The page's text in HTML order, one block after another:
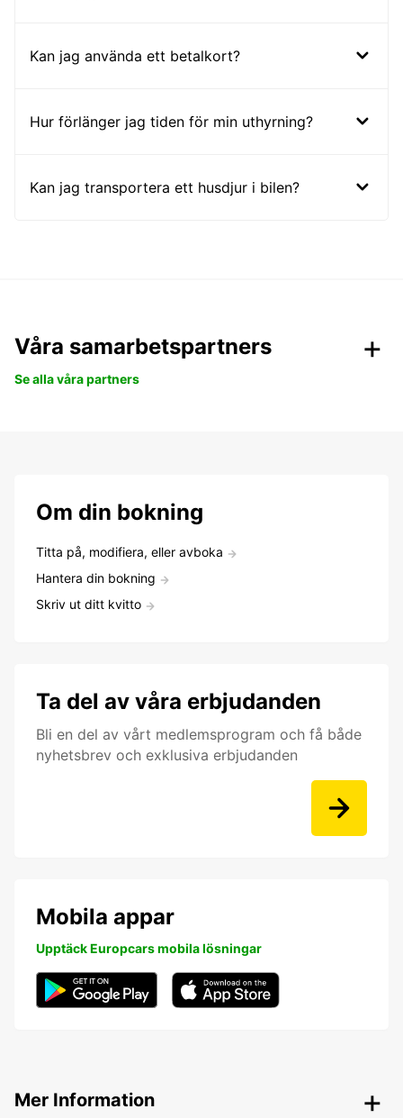
Kan jag använda ett betalkort?
Hur förlänger jag tiden för min uthyrning?
Kan jag transportera ett husdjur i bilen?
Våra samarbetspartners
Se alla våra partners
Om din bokning
Titta på, modifiera, eller avboka
Hantera din bokning
Skriv ut ditt kvitto
Ta del av våra erbjudanden
Bli en del av vårt medlemsprogram och få både
nyhetsbrev och exklusiva erbjudanden
Mobila appar
Upptäck Europcars mobila lösningar
Mer Information